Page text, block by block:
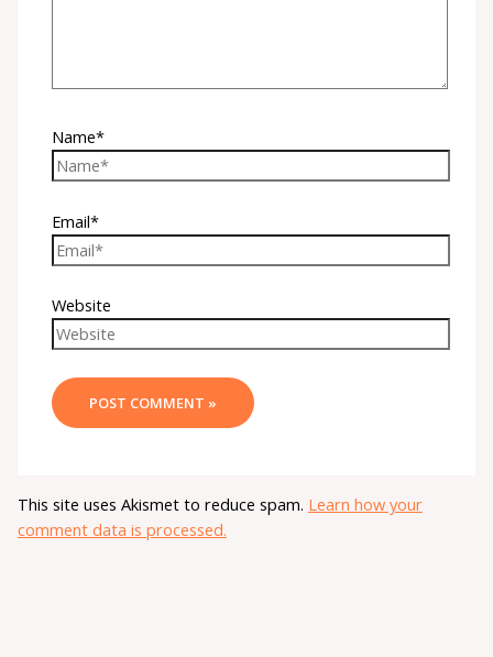
Name*
Email*
Website
This site uses Akismet to reduce spam. Learn how your
comment data is processed.